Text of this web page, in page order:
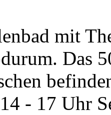
mit
Das
- 17 Uhr